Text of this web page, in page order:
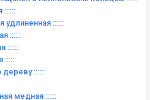
::::::
удлиненная ::::::
::::::
::::::
::::::
дереву ::::::
медная ::::::